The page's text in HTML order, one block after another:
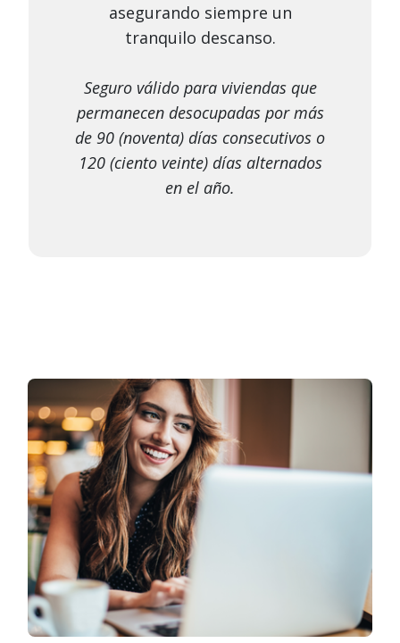
asegurando siempre un
tranquilo descanso.
Seguro válido para viviendas que
permanecen desocupadas por más
de 90 (noventa) días consecutivos o
120 (ciento veinte) días alternados
en el año.